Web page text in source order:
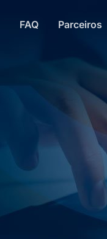
FAQ Parceiros